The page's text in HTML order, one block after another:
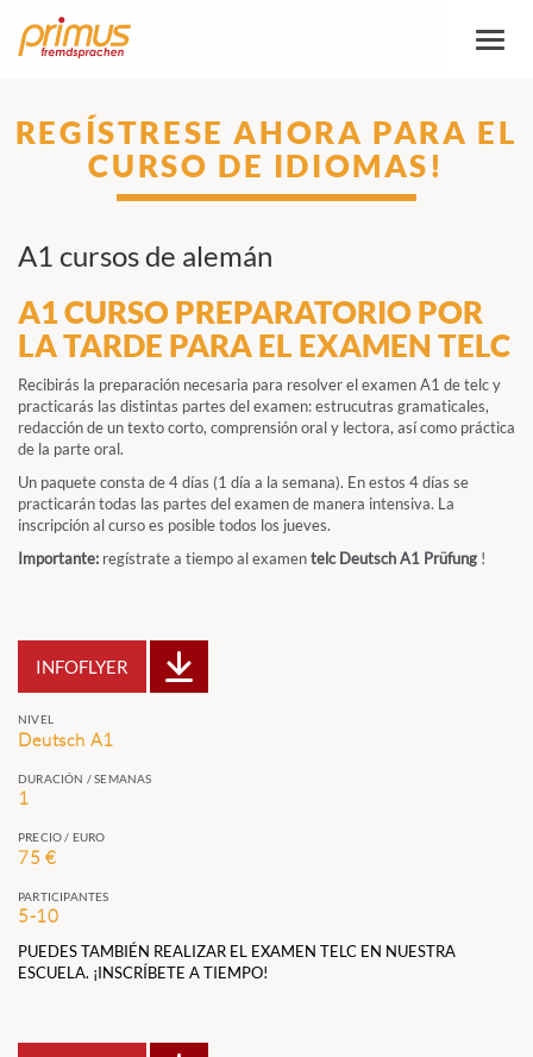
REGÍSTRESE AHORA PARA EL
CURSO DE IDIOMAS!
A1 cursos de alemán
A1 CURSO PREPARATORIO POR
LA TARDE PARA EL EXAMEN TELC
Recibirás la preparación necesaria para resolver el examen A1 de telc y
practicarás las distintas partes del examen: estrucutras gramaticales,
redacción de un texto corto, comprensión oral y lectora, así como práctica
de la parte oral.
Un paquete consta de 4 días (1 día a la semana). En estos 4 días se
practicarán todas las partes del examen de manera intensiva. La
inscripción al curso es posible todos los jueves.
Importante: regístrate a tiempo al examentelc Deutsch A1 Prüfung !
INFOFLYER
NIVEL
Deutsch A1
DURACIÓN / SEMANAS
1
PRECIO / EURO
75 €
PARTICIPANTES
5-10
PUEDES TAMBIÉN REALIZAR EL EXAMEN TELC EN NUESTRA
ESCUELA. ¡INSCRÍBETE A TIEMPO!